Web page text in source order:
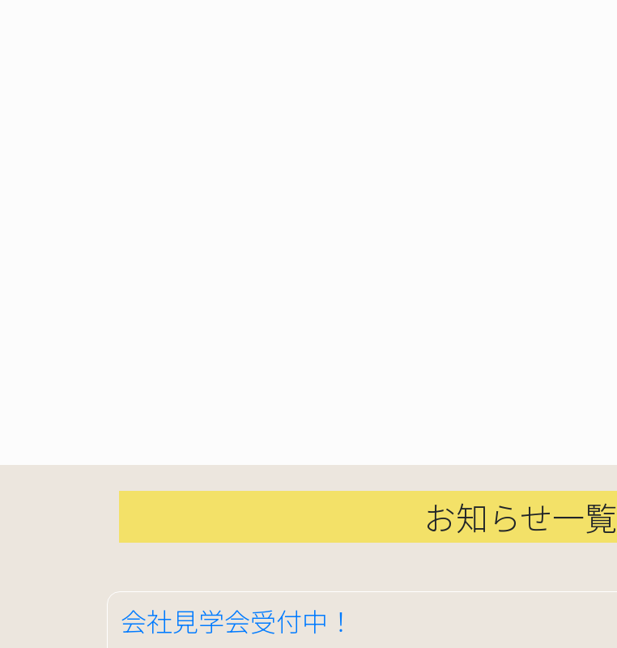
お知らせ一覧
会社見学会受付中！